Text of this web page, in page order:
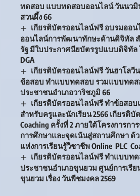
ทดสอบ แบบทดสอบออนไลน์ วันนวมิ
สวนผึ้ง 66
เกียรติบัตรออนไลน์ฟรี อบรมออน
ออนไลน์การพัฒนาทักษะด้านดิจิทัล
รัฐ มีใบประกาศนียบัตรรูปแบบดิจิทัล
DGA
เกียรติบัตรออนไลน์ฟรี วันฮาโลวี
ข้อสอบ ทำแบบทดสอบ รวมแบบทด
ประชาชนอำเภอวาริชภูมิ 66
เกียรติบัตรออนไลน์ฟรี ทำข้อสอ
สำหรับครูและนักเรียน 2566 เกียรติบัต
Coaching ครั้งที่ 2 ภายใต้โครงการก
การศึกษาและจุดเน้นสู่สถานศึกษา ด้
แห่งการเรียนรู้วิชาชีพ Online PLC
เกียรติบัตรออนไลน์ฟรี ทำแบบท
ประชาชนอำเภอขุนยวม ศูนย์การเรีย
ขุนยวม เรื่อง วันพืชมงคล 2569